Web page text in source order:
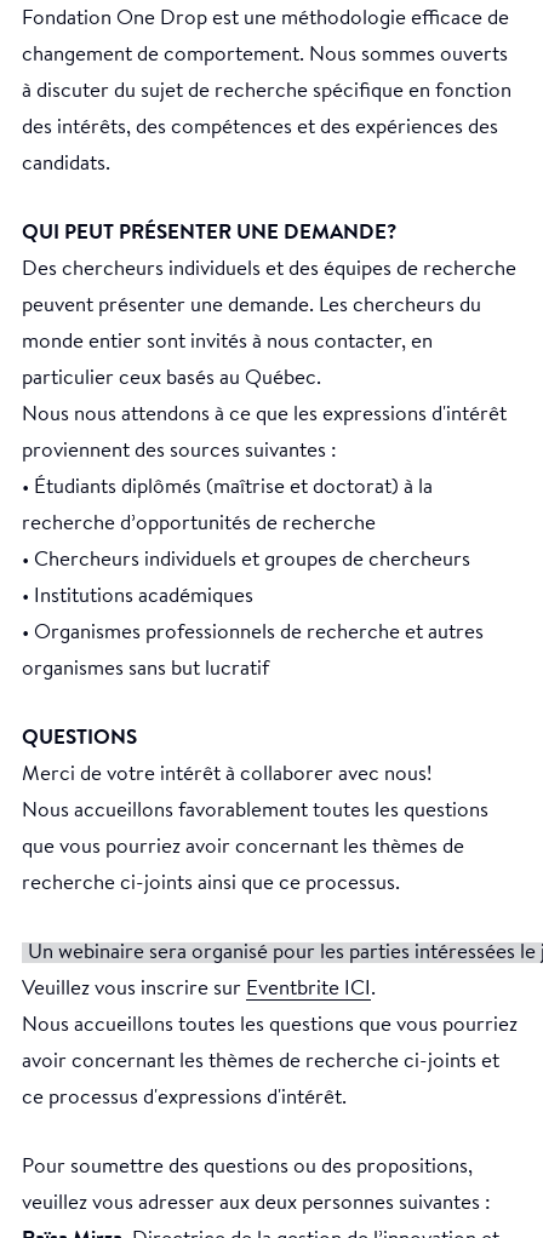
Fondation One Drop est une méthodologie efficace de
changement de comportement. Nous sommes ouverts
à discuter du sujet de recherche spécifique en fonction
des intérêts, des compétences et des expériences des
candidats.
QUI PEUT PRÉSENTER UNE DEMANDE?
Des chercheurs individuels et des équipes de recherche
peuvent présenter une demande. Les chercheurs du
monde entier sont invités à nous contacter, en
particulier ceux basés au Québec.
Nous nous attendons à ce que les expressions d'intérêt
proviennent des sources suivantes :
• Étudiants diplômés (maîtrise et doctorat) à la
recherche d’opportunités de recherche
• Chercheurs individuels et groupes de chercheurs
• Institutions académiques
• Organismes professionnels de recherche et autres
organismes sans but lucratif
QUESTIONS
Merci de votre intérêt à collaborer avec nous!
Nous accueillons favorablement toutes les questions
que vous pourriez avoir concernant les thèmes de
recherche ci-joints ainsi que ce processus.
Un webinaire sera organisé pour les parties intéressées
Veuillez vous inscrire sur Eventbrite ICI .
Nous accueillons toutes les questions que vous pourriez
avoir concernant les thèmes de recherche ci-joints et
ce processus d'expressions d'intérêt.
Pour soumettre des questions ou des propositions,
veuillez vous adresser aux deux personnes suivantes :